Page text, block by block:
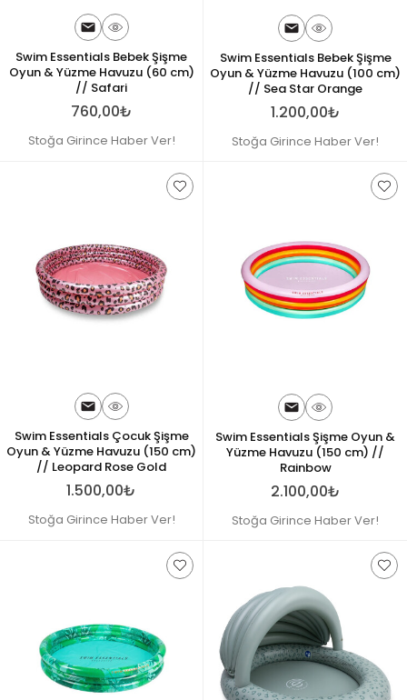
Swim Essentials Bebek Şişme
Oyun & Yüzme Havuzu (60 cm)
// Safari
760,00₺
Stoğa Girince Haber Ver!
Swim Essentials Bebek Şişme
Oyun & Yüzme Havuzu (100 cm)
// Sea Star Orange
1.200,00₺
Stoğa Girince Haber Ver!
Swim Essentials Çocuk Şişme
Oyun & Yüzme Havuzu (150 cm)
// Leopard Rose Gold
1.500,00₺
Stoğa Girince Haber Ver!
Swim Essentials Şişme Oyun &
Yüzme Havuzu (150 cm) //
Rainbow
2.100,00₺
Stoğa Girince Haber Ver!